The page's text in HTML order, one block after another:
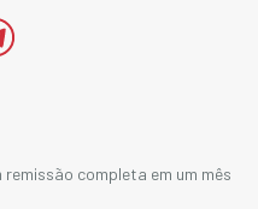
completa em um mês